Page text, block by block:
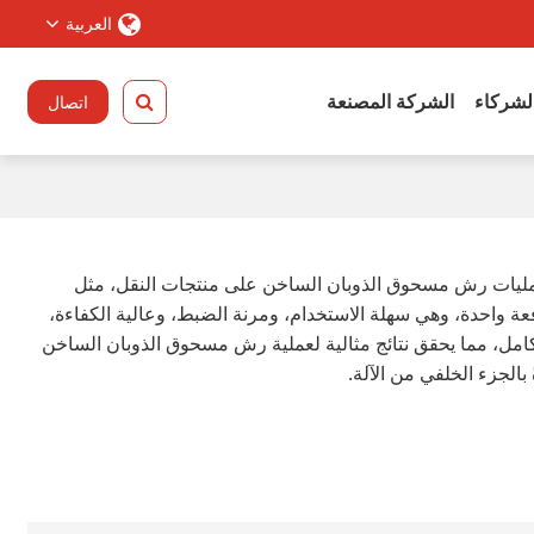
العربية
الشركة المصنعة اتصال
رش مسحوق الذوبان الساخن على منتجات النقل، مثل
واحدة، وهي سهلة الاستخدام، ومرنة الضبط، وعالية الكفاءة،
مما يحقق نتائج مثالية لعملية رش مسحوق الذوبان الساخن
الخلفي من الآلة.